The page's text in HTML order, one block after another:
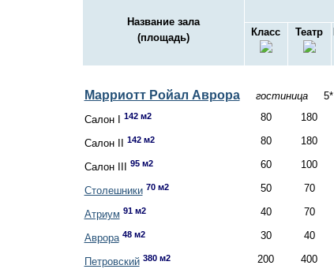
Название зала
(площадь)
Класс
Театр
Марриотт Ройал Аврора гостиница5*
Салон I 142 м2 80 180
Салон II 142 м2 80 180
Салон III 95 м2 60 100
Столешники 70 м2 50 70
Атриум 91 м2 40 70
Аврора 48 м2 30 40
Петровский 380 м2 200 400